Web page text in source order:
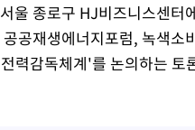
울 종로구 HJ비즈니스센터
공재생에너지포럼, 녹색소
력감독체계'를 논의하는 토